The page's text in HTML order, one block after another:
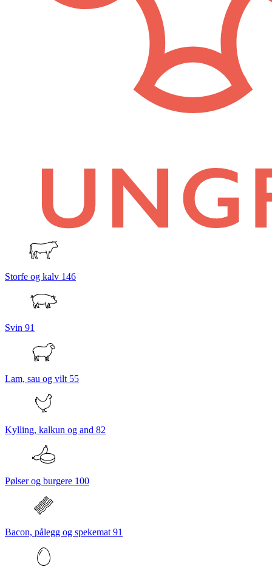
Storfe og kalv 146
Svin 91
Lam, sau og vilt 55
Kylling, kalkun og and 82
Pølser og burgere 100
Bacon, pålegg og spekemat 91